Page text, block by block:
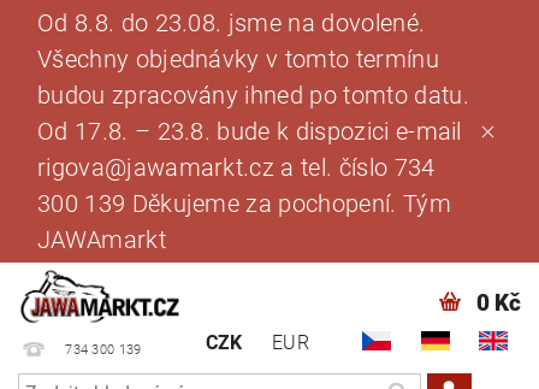
Od 8.8. do 23.08. jsme na dovolené.
Všechny objednávky v tomto termínu
budou zpracovány ihned po tomto datu.
Od 17.8. – 23.8. bude k dispozici e-mail
rigova@jawamarkt.cz a tel. číslo 734
300 139 Děkujeme za pochopení. Tým
JAWAmarkt
734 300 139 CZK EUR
0 Kč